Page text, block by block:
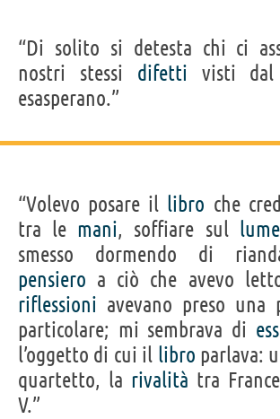
“Di solito si detesta chi ci
nostri stessi difetti visti
esasperano.”
“Volevo posare il libro che
tra le mani, soffiare sul lume
smesso dormendo di
pensiero a ciò che avevo
riflessioni avevano preso una
particolare; mi sembrava di
l’oggetto di cui il libro parlava:
quartetto, la rivalità tra
V.”